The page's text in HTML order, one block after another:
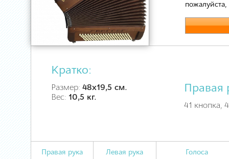
пожалуйста,
Кратко:
Размер: 48х19,5 см.
Вес: 10,5 кг.
Правая
41 кнопка,
Правая рука Левая рука Голоса